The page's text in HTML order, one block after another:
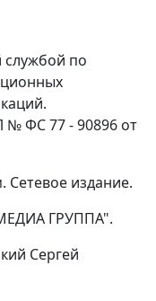
службой по
№ ФС 77 - 90896 от
издание.
ГРУППА".
Сергей